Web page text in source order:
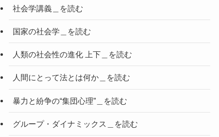
社会学講義＿を読む
国家の社会学＿を読む
人類の社会性の進化 上下＿を読む
人間にとって法とは何か＿を読む
暴力と紛争の“集団心理”＿を読む
グループ・ダイナミックス＿を読む